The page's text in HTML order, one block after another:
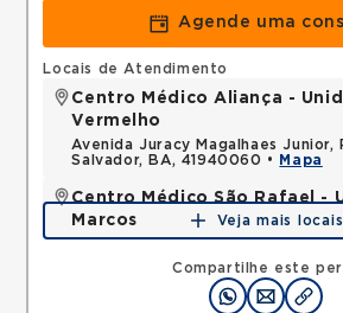
Agende uma
Compartilhe este
Locais de Atendimento
Centro Médico Aliança -
Vermelho
Avenida Juracy Magalhaes Junior,
Salvador, BA, 41940060 •
Mapa
Centro Médico São Rafael -
Marcos
Rua Sao Rafael, Sao Marcos,
Mapa
Veja mais locais